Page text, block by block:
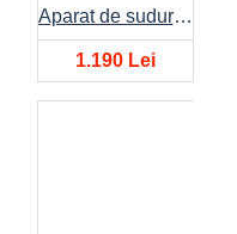
Aparat de sudura BISONTE MMA-300 10A-300A 400V
1.190 Lei